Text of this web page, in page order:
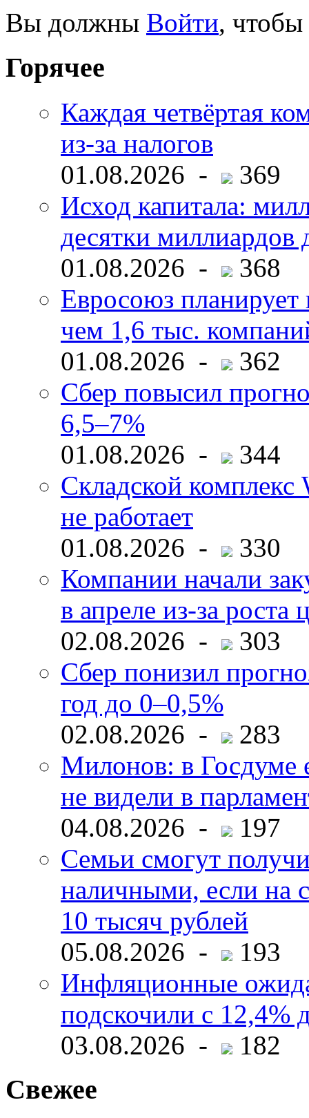
Вы должны Войти, чтобы
Горячее
Каждая четвёртая
из-за налогов
01.08.2026 -
369
Исход капитала:
десятки миллиардов
01.08.2026 -
368
Евросоюз планирует
чем 1,6 тыс.
01.08.2026 -
362
Сбер повысил
6,5–7%
01.08.2026 -
344
Складской комплекс
не работает
01.08.2026 -
330
Компании начали
в апреле из-за роста
02.08.2026 -
303
Сбер понизил
год до 0–0,5%
02.08.2026 -
283
Милонов: в Госдуме
не видели в
04.08.2026 -
197
Семьи смогут
наличными, если на
10 тысяч рублей
05.08.2026 -
193
Инфляционные
подскочили с 12,4%
03.08.2026 -
182
Свежее